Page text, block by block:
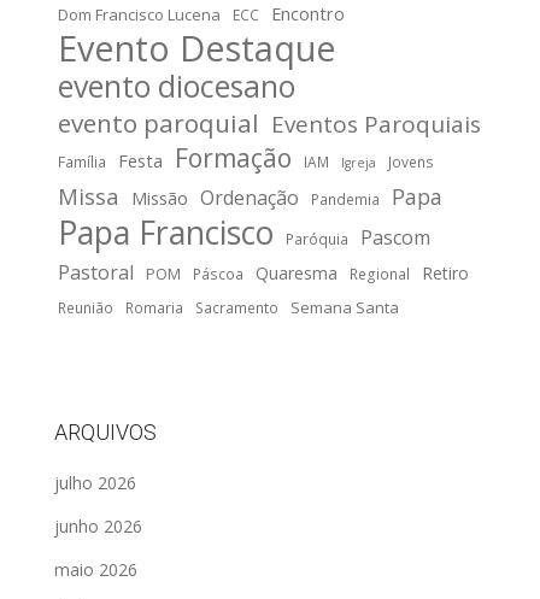
Dom Francisco Lucena
ECC Encontro
Evento Destaque
evento diocesano
evento paroquial Eventos Paroquiais
Família Festa Formação IAM Igreja Jovens
Missa Missão Ordenação Pandemia Papa
Papa Francisco Paróquia
Pascom
Pastoral
POM Páscoa Quaresma Regional Retiro
Reunião Romaria Sacramento Semana Santa
ARQUIVOS
julho 2026
junho 2026
maio 2026